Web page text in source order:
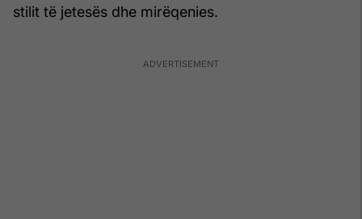
stilit të jetesës dhe mirëqenies.